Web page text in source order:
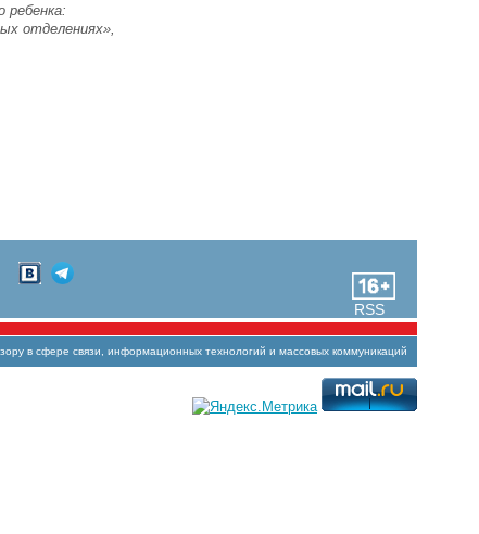
ребенка:
отделениях»,
RSS
в сфере связи, информационных технологий и массовых коммуникаций